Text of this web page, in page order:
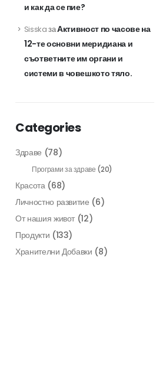
и как да се пие?
SisskaзаАктивност по часове на
12-те основни меридиана и
съответните им органи и
системи в човешкото тяло.
Categories
Здраве (78)
Програми за здраве (20)
Красота(68)
Личностно развитие (6)
От нашия живот (12)
Продукти (133)
Хранителни Добавки (8)